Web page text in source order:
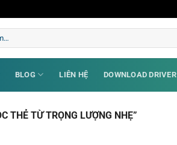
BLOG LIÊN HỆ DOWNLOAD DRIVER
THẺ TỪ TRỌNG LƯỢNG NHẸ”